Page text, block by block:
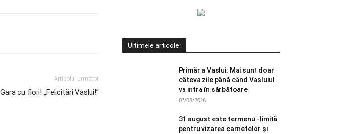
Articolul următor
Gara cu flori! „Felicitări Vaslui!”
Ultimele articole:
Primăria Vaslui: Mai sunt doar
câteva zile până când Vasluiul
va intra în sărbătoare
07/08/2026
31 august este termenul-limită
pentru vizarea carnetelor și